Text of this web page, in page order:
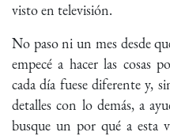
visto en televisión.
No paso ni un mes desde
empecé a hacer las cosas
cada día fuese diferente y,
detalles con lo demás, a
busque un por qué a esta